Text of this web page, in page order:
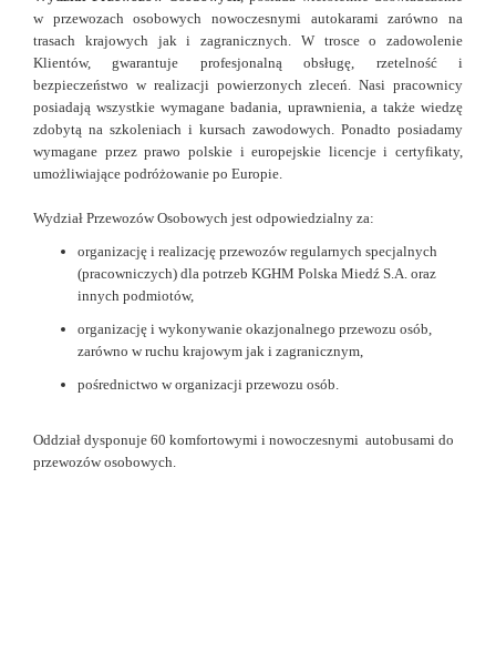
w przewozach osobowych nowoczesnymi autokarami zarówno na
trasach krajowych jak i zagranicznych. W trosce o zadowolenie
Klientów, gwarantuje profesjonalną obsługę, rzetelność i
bezpieczeństwo w realizacji powierzonych zleceń. Nasi pracownicy
posiadają wszystkie wymagane badania, uprawnienia, a także wiedzę
zdobytą na szkoleniach i kursach zawodowych. Ponadto posiadamy
wymagane przez prawo polskie i europejskie licencje i certyfikaty,
umożliwiające podróżowanie po Europie.
Wydział Przewozów Osobowych jest odpowiedzialny za:
organizację i realizację przewozów regularnych specjalnych
(pracowniczych) dla potrzeb KGHM Polska Miedź S.A. oraz
innych podmiotów,
organizację i wykonywanie okazjonalnego przewozu osób,
zarówno w ruchu krajowym jak i zagranicznym,
pośrednictwo w organizacji przewozu osób.
Oddział dysponuje 60 komfortowymi i nowoczesnymi autobusami do
przewozów osobowych.